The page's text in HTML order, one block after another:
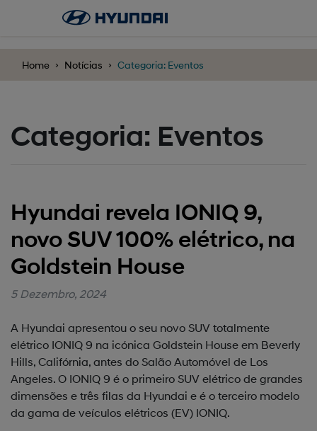
Home Notícias Categoria: Eventos
Categoria: Eventos
Hyundai revela IONIQ 9,
novo SUV 100% elétrico, na
Goldstein House
5 Dezembro, 2024
A Hyundai apresentou o seu novo SUV totalmente
elétrico IONIQ 9 na icónica Goldstein House em Beverly
Hills, Califórnia, antes do Salão Automóvel de Los
Angeles. O IONIQ 9 é o primeiro SUV elétrico de grandes
dimensões e três filas da Hyundai e é o terceiro modelo
da gama de veículos elétricos (EV) IONIQ.